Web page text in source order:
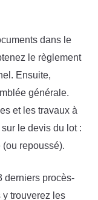
dans le
le règlement
Ensuite,
générale.
et les travaux à
sur le devis du lot :
repoussé).
derniers procès-
y trouverez les